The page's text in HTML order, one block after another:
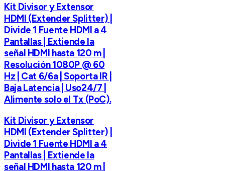
Kit Divisor y Extensor
HDMI (Extender Splitter) |
Divide 1 Fuente HDMI a 4
Pantallas | Extiende la
señal HDMI hasta 120 m |
Resolución 1080P @ 60
Hz | Cat 6/6a | Soporta IR |
Baja Latencia | Uso24/7 |
Alimente solo el Tx (PoC).
Kit Divisor y Extensor
HDMI (Extender Splitter) |
Divide 1 Fuente HDMI a 4
Pantallas | Extiende la
señal HDMI hasta 120 m |